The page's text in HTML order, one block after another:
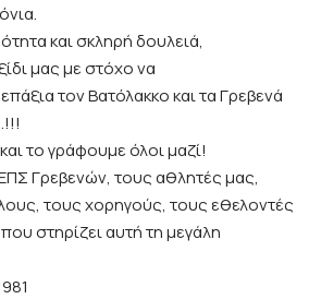
και σκληρή δουλειά,
μας με στόχο να
τον Βατόλακκο και τα Γρεβενά
το γράφουμε όλοι μαζί!
Γρεβενών, τους αθλητές μας,
τους χορηγούς, τους εθελοντές
στηρίζει αυτή τη μεγάλη